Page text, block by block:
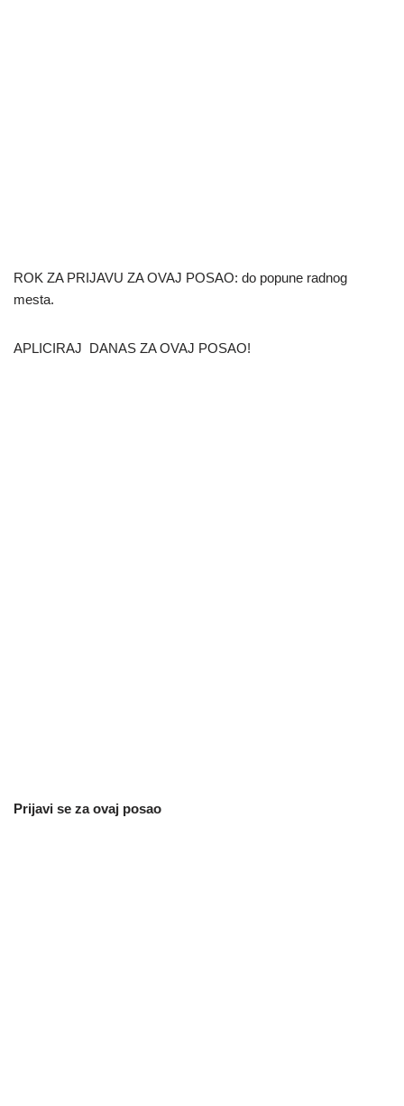
ROK ZA PRIJAVU ZA OVAJ POSAO: do popune radnog
mesta.
APLICIRAJ DANAS ZA OVAJ POSAO!
Prijavi se za ovaj posao